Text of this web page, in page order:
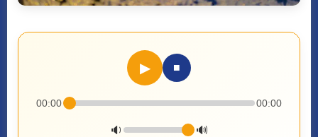
▶ ■
00:00 00:00
🔉 🔊